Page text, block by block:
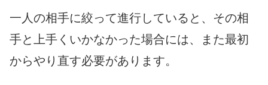
一人の相手に絞って進行していると、その相
手と上手くいかなかった場合には、また最初
からやり直す必要があります。